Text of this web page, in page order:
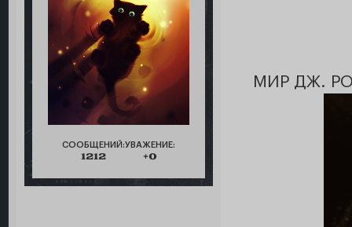
СООБЩЕНИЙ:
1212
УВАЖЕНИЕ:
+0
МИР ДЖ.